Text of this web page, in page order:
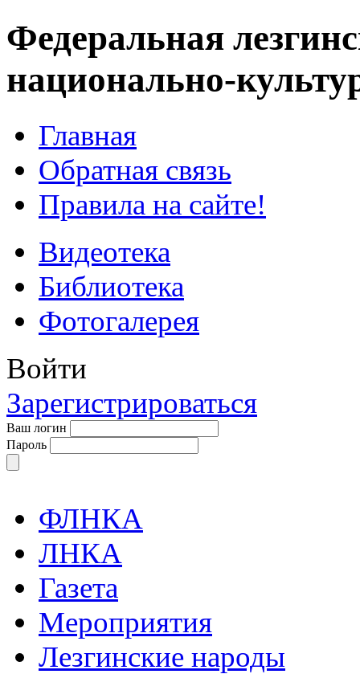
Федеральная
национально-
Главная
Обратная связь
Правила на сайте!
Видеотека
Библиотека
Фотогалерея
Войти
Зарегистрироваться
Ваш логин
Пароль
ФЛНКА
ЛНКА
Газета
Мероприятия
Лезгинские народы